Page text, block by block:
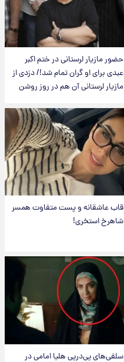
حضور مازیار لرستانی در ختم اکبر
عبدی برای او گران تمام شد!/ دزدی از
مازیار لرستانی آن هم در روز روشن
قاب عاشقانه و پست متفاوت همسر
شاهرخ استخری!
سلفی‌های پی‌درپی هلیا امامی در